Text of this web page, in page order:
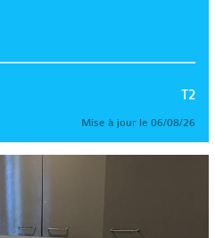
T2
Mise à jour le 06/08/26